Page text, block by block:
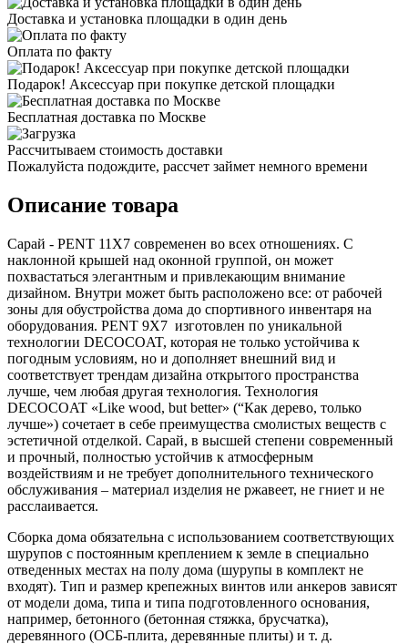
Доставка и установка площадки в один день
Оплата по факту
Подарок! Аксессуар при покупке детской площадки
Бесплатная доставка по Москве
Рассчитываем стоимость доставки
Пожалуйста подождите, рассчет займет немного времени
Описание товара
Сарай - PENT 11X7 современен во всех отношениях. С
наклонной крышей над оконной группой, он может
похвастаться элегантным и привлекающим внимание
дизайном. Внутри может быть расположено все: от рабочей
зоны для обустройства дома до спортивного инвентаря на
оборудования. PENT 9X7 изготовлен по уникальной
технологии DECOCOAT, которая не только устойчива к
погодным условиям, но и дополняет внешний вид и
соответствует трендам дизайна открытого пространства
лучше, чем любая другая технология. Технология
DECOCOAT «Like wood, but better» (“Как дерево, только
лучше») сочетает в себе преимущества смолистых веществ с
эстетичной отделкой. Сарай, в высшей степени современный
и прочный, полностью устойчив к атмосферным
воздействиям и не требует дополнительного технического
обслуживания – материал изделия не ржавеет, не гниет и не
расслаивается.
Сборка дома обязательна с использованием соответствующих
шурупов с постоянным креплением к земле в специально
отведенных местах на полу дома (шурупы в комплект не
входят). Тип и размер крепежных винтов или анкеров зависят
от модели дома, типа и типа подготовленного основания,
например, бетонного (бетонная стяжка, брусчатка),
деревянного (ОСБ-плита, деревянные плиты) и т. д.